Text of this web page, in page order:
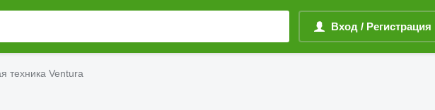
Вход / Регистрация
техника Ventura